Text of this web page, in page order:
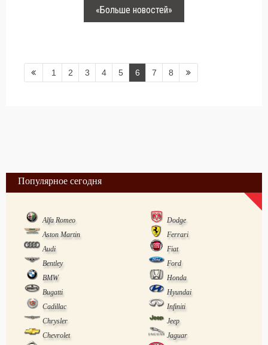
«Больше новостей»
1 2 3 4 5 6 7 8
Популярное сегодня
Alfa Romeo
Dodge
Aston Martin
Ferrari
Audi
Fiat
Bentley
Ford
BMW
Honda
Bugatti
Hyundai
Cadillac
Infiniti
Chrysler
Jeep
Chevrolet
Jaguar